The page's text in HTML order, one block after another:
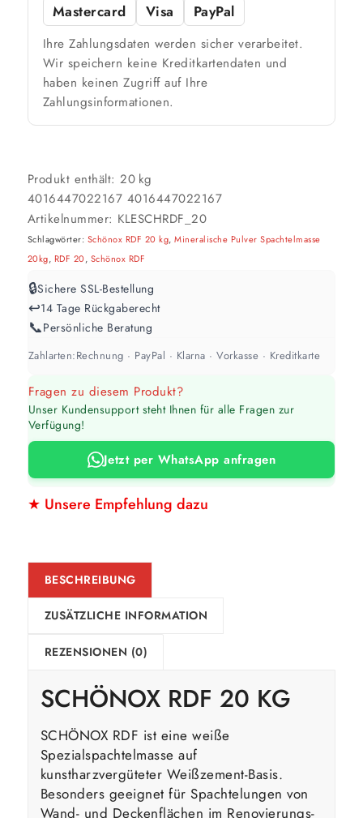
🎨 Jetziger Zustand
Farbig / dunkel
2 Anstriche empfohlen
Weiß / hell
Werte sind Richtwerte und können je nach Untergrund und Werkzeug
abweichen. Für 10 % Reserve wird automatisch aufgerundet.
Mastercard
Visa PayPal
Ihre Zahlungsdaten werden sicher verarbeitet.
Wir speichern keine Kreditkartendaten und
haben keinen Zugriff auf Ihre
Zahlungsinformationen.
Produkt enthält: 20 kg
4016447022167 4016447022167
Artikelnummer: KLESCHRDF_20
Schlagwörter: Schönox RDF 20 kg,Mineralische Pulver Spachtelmasse
20kg, RDF 20, Schönox RDF
🔒Sichere SSL-Bestellung
↩️14 Tage Rückgaberecht
📞Persönliche Beratung
Zahlarten:Rechnung · PayPal · Klarna · Vorkasse · Kreditkarte
Fragen zu diesem Produkt?
Unser Kundensupport steht Ihnen für alle Fragen zur
Verfügung!
Jetzt per WhatsApp anfragen
★ Unsere Empfehlung dazu
BESCHREIBUNG
ZUSÄTZLICHE INFORMATION
REZENSIONEN (0)
SCHÖNOX RDF 20 KG
SCHÖNOX RDF ist eine weiße
Spezialspachtelmasse auf
kunstharzvergüteter Weißzement-Basis.
Besonders geeignet für Spachtelungen von
Wand- und Deckenflächen im Renovierungs-